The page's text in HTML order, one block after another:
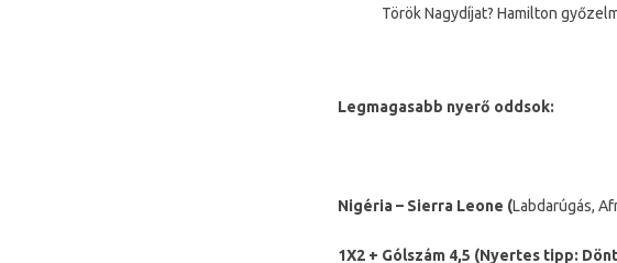
Török Nagydíjat? Hamilton
Legmagasabb nyerő oddsok:
Nigéria – Sierra Leone (Labdarúgás,
1X2 + Gólszám 4,5 (Nyertes tipp: